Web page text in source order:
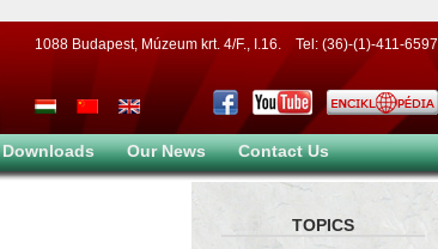
1088 Budapest, Múzeum krt. 4/F., I.16. Tel: (36)-(1)-411-6597
Downloads Our News Contact Us
TOPICS